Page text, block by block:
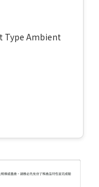
Type Ambient